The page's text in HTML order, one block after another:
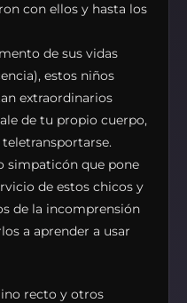
con ellos y hasta los
de sus vidas
estos niños
extraordinarios
de tu propio cuerpo,
simpaticón que pone
de estos chicos y
de la incomprensión
a aprender a usar
recto y otros